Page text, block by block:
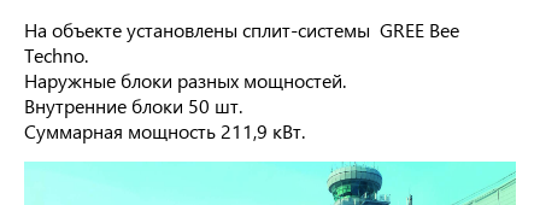
На объекте установлены сплит-системы GREE Bee
Techno.
Наружные блоки разных мощностей.
Внутренние блоки 50 шт.
Суммарная мощность 211,9 кВт.